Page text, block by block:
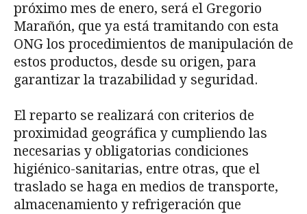
próximo mes de enero, será el Gregorio
Marañón, que ya está tramitando con esta
ONG los procedimientos de manipulación de
estos productos, desde su origen, para
garantizar la trazabilidad y seguridad.
El reparto se realizará con criterios de
proximidad geográfica y cumpliendo las
necesarias y obligatorias condiciones
higiénico-sanitarias, entre otras, que el
traslado se haga en medios de transporte,
almacenamiento y refrigeración que